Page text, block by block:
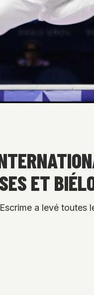
ET
a levé